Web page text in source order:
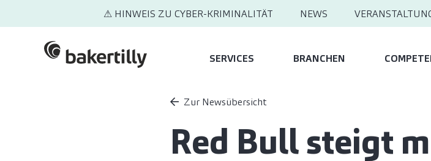
⚠ HINWEIS ZU CYBER-KRIMINALITÄT NEWS
SERVICES BRANCHEN
Zur Newsübersicht
Red Bull steigt